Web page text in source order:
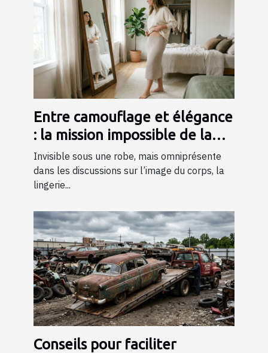
Entre camouflage et élégance
: la mission impossible de la
lingerie gainante ?
Invisible sous une robe, mais omniprésente
dans les discussions sur l’image du corps, la
lingerie...
Conseils pour faciliter